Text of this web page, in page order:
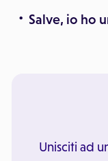
Salve, io ho
Unisciti ad